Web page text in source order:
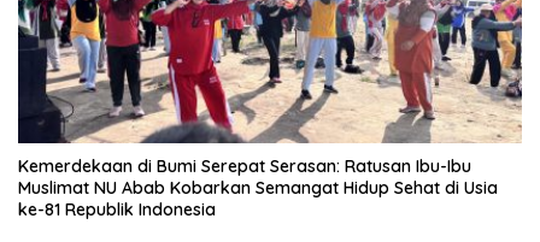
Kemerdekaan di Bumi Serepat Serasan: Ratusan Ibu-Ibu
Muslimat NU Abab Kobarkan Semangat Hidup Sehat di Usia
ke-81 Republik Indonesia